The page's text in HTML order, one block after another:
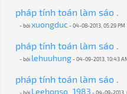
pháp tính toán làm sáo .
- bởixuongduc- 04-08-2013, 05:29 PM
pháp tính toán làm sáo .
- bởi lehuuhung- 04-09-2013, 10:43
pháp tính toán làm sáo .
Leehonso_1983